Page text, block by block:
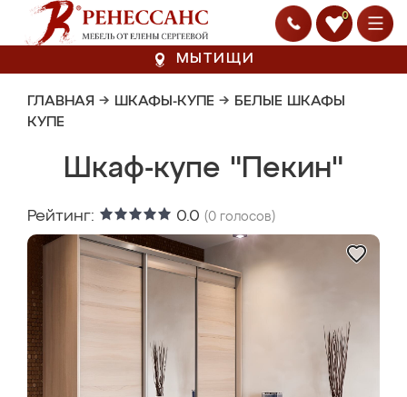
0
МЫТИЩИ
ГЛАВНАЯ → ШКАФЫ-КУПЕ → БЕЛЫЕ ШКАФЫ
КУПЕ
Шкаф-купе "Пекин"
Рейтинг: 0.0 (0 голосов)